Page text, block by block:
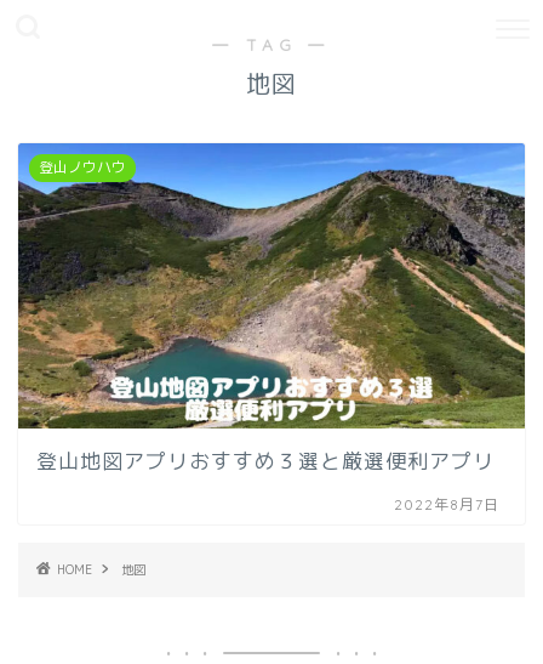
― TAG ―
地図
登山ノウハウ
登山地図アプリおすすめ３選と厳選便利アプリ
2022年8月7日
HOME 地図